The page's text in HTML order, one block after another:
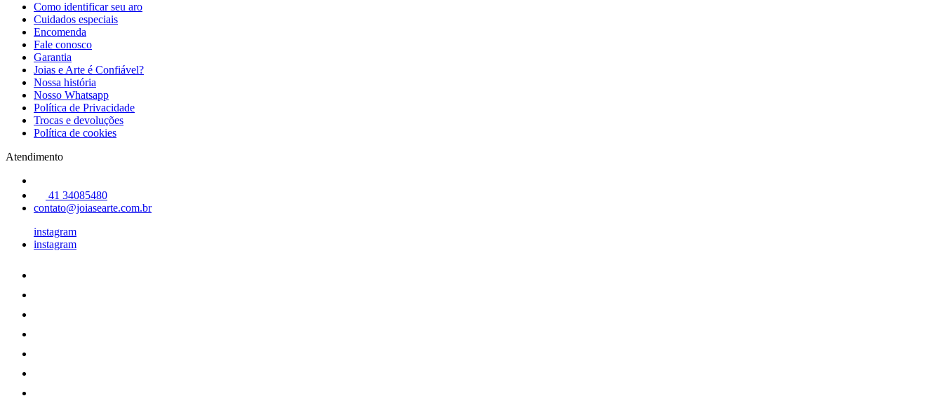
Como identificar seu aro
Cuidados especiais
Encomenda
Fale conosco
Garantia
Joias e Arte é Confiável?
Nossa história
Nosso Whatsapp
Política de Privacidade
Trocas e devoluções
Política de cookies
Atendimento
41 34085480
contato@joiasearte.com.br
instagram
instagram